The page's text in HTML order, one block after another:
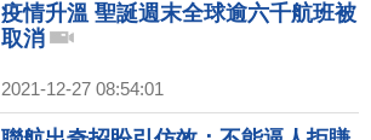
疫情升溫 聖誕週末全球逾六千航班被
取消
2021-12-27 08:54:01